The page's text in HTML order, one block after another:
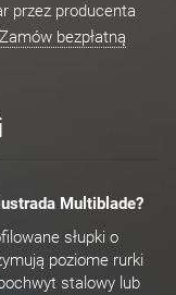
przez producenta
Zamów bezpłatną
Multiblade?
słupki o
poziome rurki
stalowy lub